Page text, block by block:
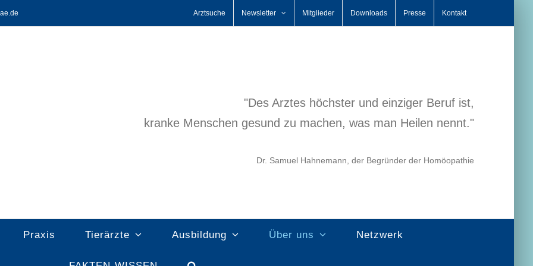
Arztsuche Newsletter Mitglieder Downloads Presse Kontakt
"Des Arztes höchster und einziger Beruf ist,
kranke Menschen gesund zu machen, was man Heilen nennt."
Dr. Samuel Hahnemann, der Begründer der Homöopathie
Praxis Tierärzte Ausbildung Über uns Netzwerk